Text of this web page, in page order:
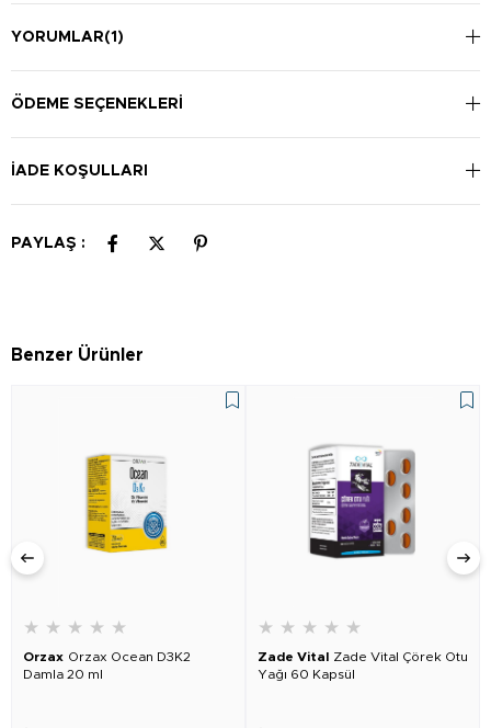
YORUMLAR(1)
ÖDEME SEÇENEKLERI
İADE KOŞULLARI
PAYLAŞ :
Benzer Ürünler
★ ★ ★ ★ ★
Orzax Orzax Ocean D3K2
Damla 20 ml
★ ★ ★ ★ ★
Zade Vital Zade Vital Çörek Otu
Yağı 60 Kapsül